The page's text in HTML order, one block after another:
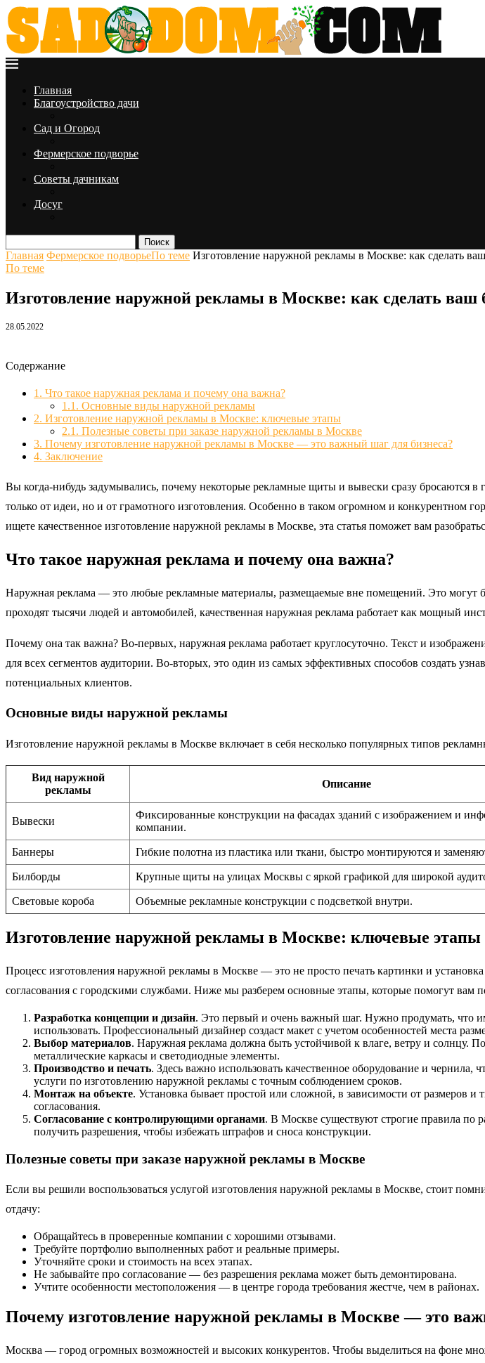
Главная
Благоустройство дачи
Сад и Огород
Фермерское подворье
Советы дачникам
Досуг
Поиск
Главная Фермерское подворьеПо теме Изготовление наружной рекламы в Москве: как сделать
По теме
Изготовление наружной рекламы в Москве: как сделать ваш
28.05.2022
Содержание
1. Что такое наружная реклама и почему она важна?
1.1. Основные виды наружной рекламы
2. Изготовление наружной рекламы в Москве: ключевые этапы
2.1. Полезные советы при заказе наружной рекламы в Москве
3. Почему изготовление наружной рекламы в Москве — это важный шаг для бизнеса?
4. Заключение
Вы когда-нибудь задумывались, почему некоторые рекламные щиты и вывески сразу бросаются
только от идеи, но и от грамотного изготовления. Особенно в таком огромном и конкурентном
ищете качественное изготовление наружной рекламы в Москве, эта статья поможет вам
Что такое наружная реклама и почему она важна?
Наружная реклама — это любые рекламные материалы, размещаемые вне помещений. Это могут
проходят тысячи людей и автомобилей, качественная наружная реклама работает как мощный
Почему она так важна? Во-первых, наружная реклама работает круглосуточно. Текст и
для всех сегментов аудитории. Во-вторых, это один из самых эффективных способов создать
потенциальных клиентов.
Основные виды наружной рекламы
Изготовление наружной рекламы в Москве включает в себя несколько популярных типов
Вид наружной
рекламы
Описание
Вывески
Фиксированные конструкции на фасадах зданий с изображением и
компании.
Баннеры Гибкие полотна из пластика или ткани, быстро монтируются и
Билборды Крупные щиты на улицах Москвы с яркой графикой для широкой
Световые короба Объемные рекламные конструкции с подсветкой внутри.
Изготовление наружной рекламы в Москве: ключевые этапы
Процесс изготовления наружной рекламы в Москве — это не просто печать картинки и
согласования с городскими службами. Ниже мы разберем основные этапы, которые помогут вам
Разработка концепции и дизайн. Это первый и очень важный шаг. Нужно продумать, что
использовать. Профессиональный дизайнер создаст макет с учетом особенностей места
Выбор материалов. Наружная реклама должна быть устойчивой к влаге, ветру и солнцу.
металлические каркасы и светодиодные элементы.
Производство и печать. Здесь важно использовать качественное оборудование и
услуги по изготовлению наружной рекламы с точным соблюдением сроков.
Монтаж на объекте. Установка бывает простой или сложной, в зависимости от размеров
согласования.
Согласование с контролирующими органами. В Москве существуют строгие правила по
получить разрешения, чтобы избежать штрафов и сноса конструкции.
Полезные советы при заказе наружной рекламы в Москве
Если вы решили воспользоваться услугой изготовления наружной рекламы в Москве, стоит
отдачу:
Обращайтесь в проверенные компании с хорошими отзывами.
Требуйте портфолио выполненных работ и реальные примеры.
Уточняйте сроки и стоимость на всех этапах.
Не забывайте про согласование — без разрешения реклама может быть демонтирована.
Учтите особенности местоположения — в центре города требования жестче, чем в районах.
Почему изготовление наружной рекламы в Москве — это
Москва — город огромных возможностей и высоких конкурентов. Чтобы выделиться на фоне